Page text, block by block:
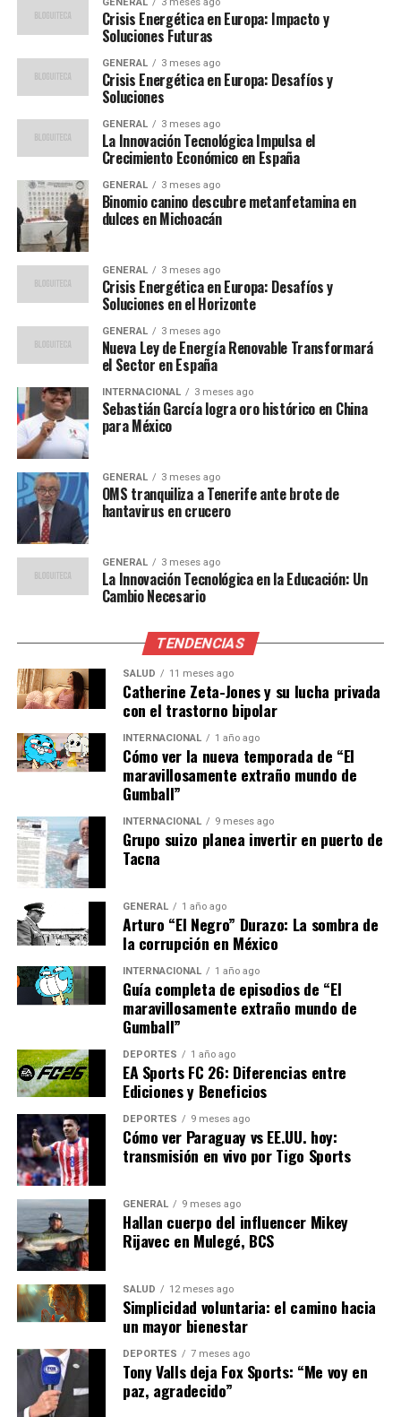
partido, expresó su satisfacción con el rendimiento del
“Hemos trabajado duro
durante la pretemporada y
este resultado es un reflejo
de ese esfuerzo. Sabemos
que el camino es largo,
pero este es un buen
comienzo.”
Chivas destaca entre los
grandes
En segundo lugar, el Guadalajara también comenzó con
el pie derecho al vencer 2-0 a Pachuca en casa. La
actuación destacada de su joven estrella, Armando
González, quien continúa en racha tras ser uno de los
líderes de goleo en el Apertura 2025, fue clave para el
triunfo.
Chivas fue el único de los llamados cuatro grandes que
logró ganar en esta jornada inaugural, mostrando
solidez defensiva y efectividad ofensiva, algo que sus
Contrastes entre los equipos
grandes
Por otro lado, América, Cruz Azul y Pumas tuvieron
comienzos menos auspiciosos. Las Águilas empataron
sin goles en su visita a Tijuana, Cruz Azul cayó 2-1 ante
León, y Pumas apenas rescató un empate 1-1 contra
Querétaro.
Estos resultados colocan a los equipos en posiciones
menos favorables, lo que podría presionar a los
entrenadores para realizar ajustes rápidos. Un analista
deportivo comentó:
“La primera jornada
siempre es complicada,
pero los equipos grandes
deben reaccionar
rápidamente si quieren
mantenerse en la pelea por
el título.”
Otros equipos en la lucha
Además de Necaxa y Chivas, otros equipos que sumaron
tres puntos incluyen a Tigres, FC Juárez, León y Toluca.
Atlas también se unió a este grupo de líderes tras
vencer a Puebla 1-0.
En la zona media de la tabla, los equipos que empataron
en su debut, como Querétaro y Pumas, América y
Tijuana, se encuentran con un punto cada uno. Cruz
Crisis Energética en Europa: Impacto y
Soluciones Futuras
GENERAL 3 meses ago
Crisis Energética en Europa: Desafíos y
Soluciones
GENERAL 3 meses ago
La Innovación Tecnológica Impulsa el
Crecimiento Económico en España
GENERAL 3 meses ago
Binomio canino descubre metanfetamina en
dulces en Michoacán
GENERAL 3 meses ago
Crisis Energética en Europa: Desafíos y
Soluciones en el Horizonte
GENERAL 3 meses ago
Nueva Ley de Energía Renovable Transformará
el Sector en España
INTERNACIONAL 3 meses ago
Sebastián García logra oro histórico en China
para México
GENERAL 3 meses ago
OMS tranquiliza a Tenerife ante brote de
hantavirus en crucero
GENERAL 3 meses ago
La Innovación Tecnológica en la Educación: Un
Cambio Necesario
TENDENCIAS
SALUD 11 meses ago
Catherine Zeta-Jones y su lucha privada
con el trastorno bipolar
INTERNACIONAL 1 año ago
Cómo ver la nueva temporada de “El
maravillosamente extraño mundo de
Gumball”
INTERNACIONAL 9 meses ago
Grupo suizo planea invertir en puerto de
Tacna
GENERAL 1 año ago
Arturo “El Negro” Durazo: La sombra de
la corrupción en México
INTERNACIONAL 1 año ago
Guía completa de episodios de “El
maravillosamente extraño mundo de
Gumball”
DEPORTES 1 año ago
EA Sports FC 26: Diferencias entre
Ediciones y Beneficios
DEPORTES 9 meses ago
Cómo ver Paraguay vs EE.UU. hoy:
transmisión en vivo por Tigo Sports
GENERAL 9 meses ago
Hallan cuerpo del influencer Mikey
Rijavec en Mulegé, BCS
SALUD 12 meses ago
Simplicidad voluntaria: el camino hacia
un mayor bienestar
DEPORTES 7 meses ago
Tony Valls deja Fox Sports: “Me voy en
paz, agradecido”